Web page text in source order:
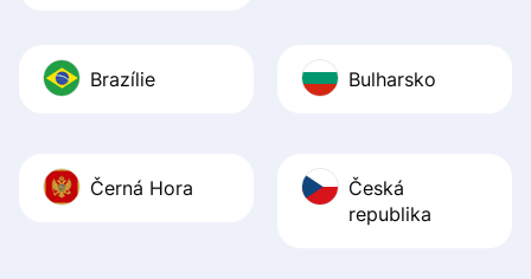
Brazílie Bulharsko
Černá Hora
Česká
republika